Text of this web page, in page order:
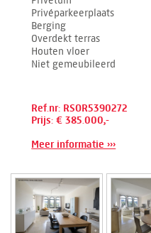
Privéparkeerplaats
Berging
Overdekt terras
Houten vloer
Niet gemeubileerd
Ref.nr: RSOR5390272
Prijs: € 385.000,-
Meer informatie ›››